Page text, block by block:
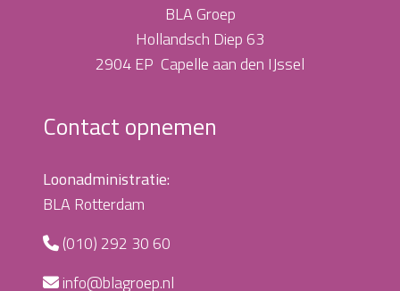
BLA Groep
Hollandsch Diep 63
2904 EP Capelle aan den IJssel
Contact opnemen
Loonadministratie:
BLA Rotterdam
(010) 292 30 60
info@blagroep.nl